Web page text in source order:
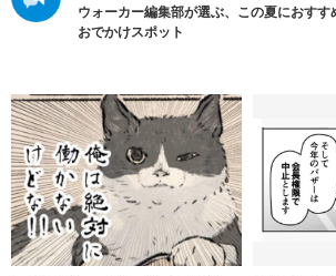
ウォーカー編集部が選ぶ、この夏におすす
おでかけスポット